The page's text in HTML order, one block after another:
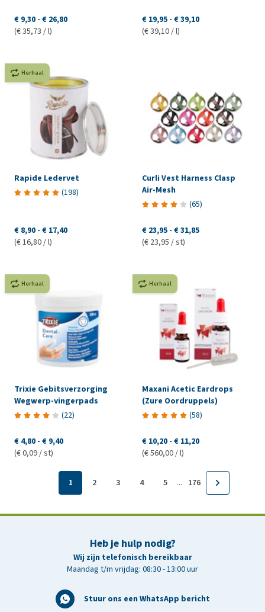
€ 9,30 - € 26,80
(€ 35,73 / l)
€ 19,95 - € 39,10
(€ 39,10 / l)
Herhaal
Rapide Ledervet
(198)
€ 8,90 - € 17,40
(€ 16,80 / l)
Curli Vest Harness Clasp
Air-Mesh
(65)
€ 23,95 - € 31,85
(€ 23,95 / st)
Herhaal
Trixie Gebitsverzorging
Wegwerp-vingerpads
(22)
€ 4,80 - € 9,40
(€ 0,09 / st)
Herhaal
Maxani Acetic Eardrops
(Zure Oordruppels)
(58)
€ 10,20 - € 11,20
(€ 560,00 / l)
1 2 3 4 5 ... 176
Heb je hulp nodig?
Wij zijn telefonisch bereikbaar
Maandag t/m vrijdag: 08:30 - 13:00 uur
Stuur ons een WhatsApp bericht